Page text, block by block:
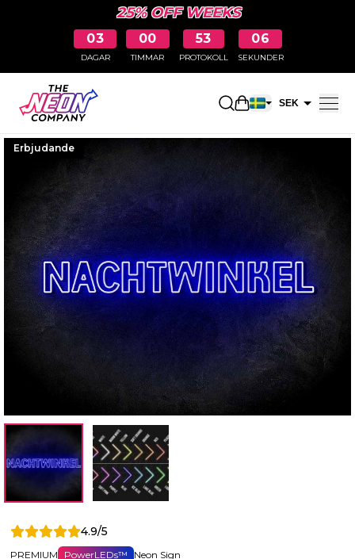
25% OFF WEEKS
03
DAGAR
00
TIMMAR
53
PROTOKOLL
05
SEKUNDER
ÖppnaSEK
Erbjudande
4.9/5
PREMIUM PowerLEDs™ Neon Sign